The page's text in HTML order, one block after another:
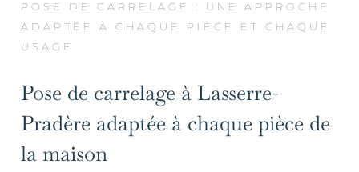
POSE DE CARRELAGE : UNE APPROCHE
ADAPTÉE À CHAQUE PIÈCE ET CHAQUE
USAGE
Pose de carrelage à Lasserre-
Pradère adaptée à chaque pièce de
la maison